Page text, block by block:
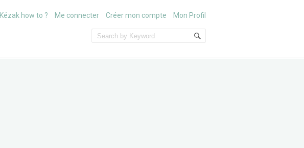
Kézak how to ? Me connecter Créer mon compte Mon Profil